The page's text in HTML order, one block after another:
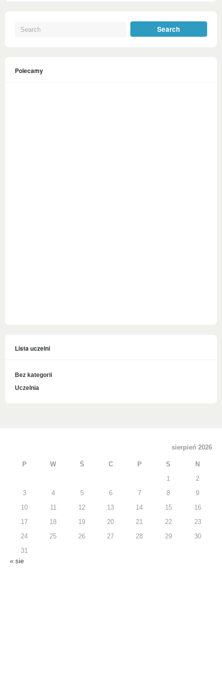
Polecamy
Lista uczelni
Bez kategorii
Uczelnia
sierpień 2026
P W Ś C P S N
1 2
3 4 5 6 7 8 9
10 11 12 13 14 15 16
17 18 19 20 21 22 23
24 25 26 27 28 29 30
31
« sie